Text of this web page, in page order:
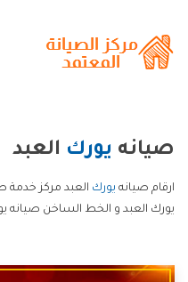
صيانه يورك العبد
ارقام صيانه يورك العبد مركز خدمة
يورك العبد و الخط الساخن صيانه